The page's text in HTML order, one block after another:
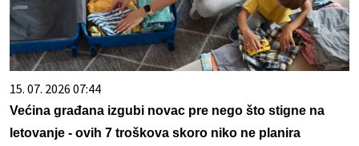
15. 07. 2026 07:44
Većina građana izgubi novac pre nego što stigne na
letovanje - ovih 7 troškova skoro niko ne planira